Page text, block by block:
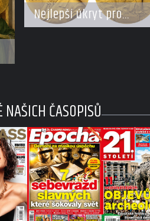
Nejlepší úkryt pro
Nobelovy ceny?
ČASOPISŮ